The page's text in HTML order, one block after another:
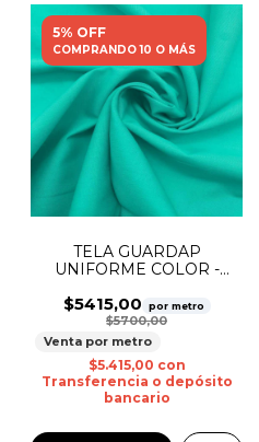
5% OFF
COMPRANDO 10 O MÁS
TELA GUARDAP
UNIFORME COLOR -
$5415,00 por metro
$5700,00
Venta por metro
$5.415,00 con
Transferencia o depósito
bancario